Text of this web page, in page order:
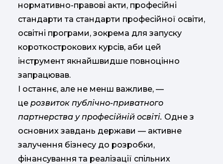
нормативно-правові акти, професійні
стандарти та стандарти професійної освіти,
освітні програми, зокрема для запуску
короткострокових курсів, аби цей
інструмент якнайшвидше повноцінно
запрацював.
І останнє, але не менш важливе, —
це розвиток публічно-приватного
партнерства у професійній освіті. Одне з
основних завдань держави — активне
залучення бізнесу до розробки,
фінансування та реалізації спільних